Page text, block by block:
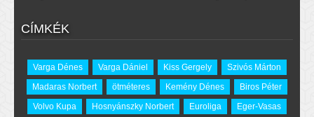
CÍMKÉK
Varga Dénes Varga Dániel Kiss Gergely
Szivós Márton
Madaras Norbert
ötméteres Kemény Dénes
Biros Péter
Volvo Kupa
Hosnyánszky Norbert Euroliga
Eger-Vasas